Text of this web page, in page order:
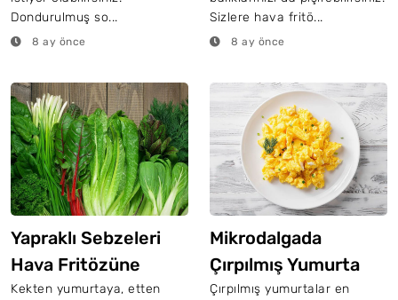
Dondurulmuş so...
8 ay önce
Sizlere hava fritö...
8 ay önce
Yapraklı Sebzeleri
Hava Fritözüne
Koymadan Önce İki
Kekten yumurtaya, etten
Mikrodalgada
Çırpılmış Yumurta
Pişirmek Mümkün
Çırpılmış yumurtalar en